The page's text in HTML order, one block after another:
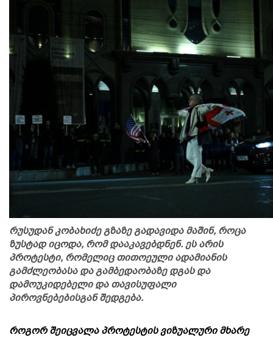
რუსუდან კობახიძე გზაზე გადავიდა მაშინ, როცა
ზუსტად იცოდა, რომ დააკავებდნენ. ეს არის
პროტესტი, რომელიც თითოეული ადამიანის
გამძლეობასა და გამბედაობაზე დგას და
დამოუკიდებელი და თავისუფალი
პიროვნებებისგან შედგება.
როგორ შეიცვალა პროტესტის ვიზუალური მხარე